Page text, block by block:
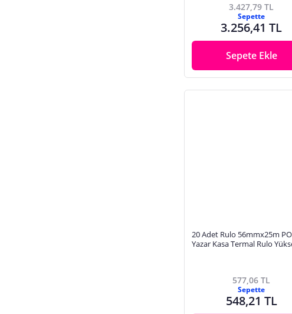
3.427,79 TL
Sepette
3.256,41 TL
Sepete Ekle
20 Adet Rulo 56mmx25m
Yazar Kasa Termal Rulo
577,06 TL
Sepette
548,21 TL